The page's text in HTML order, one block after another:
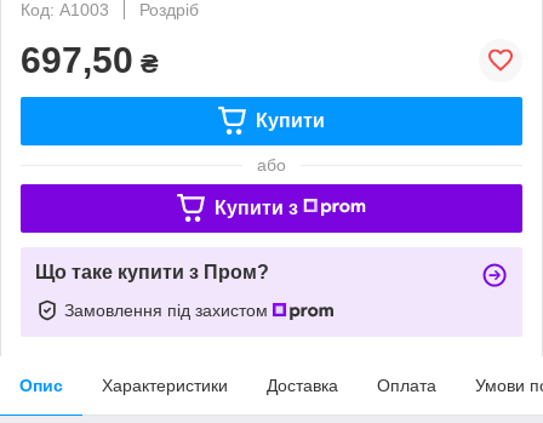
Код: А1003
Роздріб
697,50 ₴
Купити
або
Купити з
Що таке купити з Пром?
Замовлення під захистом
Опис Характеристики Доставка Оплата Умови